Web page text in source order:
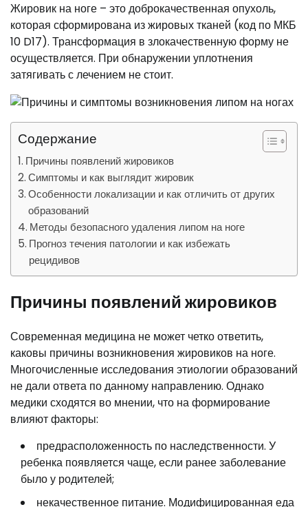
Жировик на ноге – это доброкачественная опухоль,
которая сформирована из жировых тканей (код по МКБ
10 D17). Трансформация в злокачественную форму не
осуществляется. При обнаружении уплотнения
затягивать с лечением не стоит.
Содержание
Причины появлений жировиков
Симптомы и как выглядит жировик
Особенности локализации и как отличить от других
образований
Методы безопасного удаления липом на ноге
Прогноз течения патологии и как избежать
рецидивов
Причины появлений жировиков
Современная медицина не может четко ответить,
каковы причины возникновения жировиков на ноге.
Многочисленные исследования этиологии образований
не дали ответа по данному направлению. Однако
медики сходятся во мнении, что на формирование
влияют факторы:
предрасположенность по наследственности. У
ребенка появляется чаще, если ранее заболевание
было у родителей;
некачественное питание. Модифицированная еда